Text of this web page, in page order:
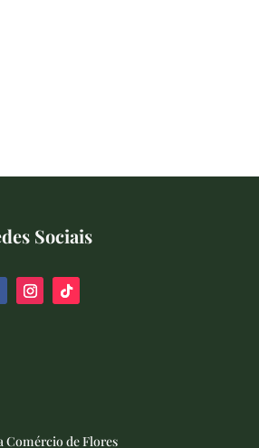
Sociais
Comércio de Flores